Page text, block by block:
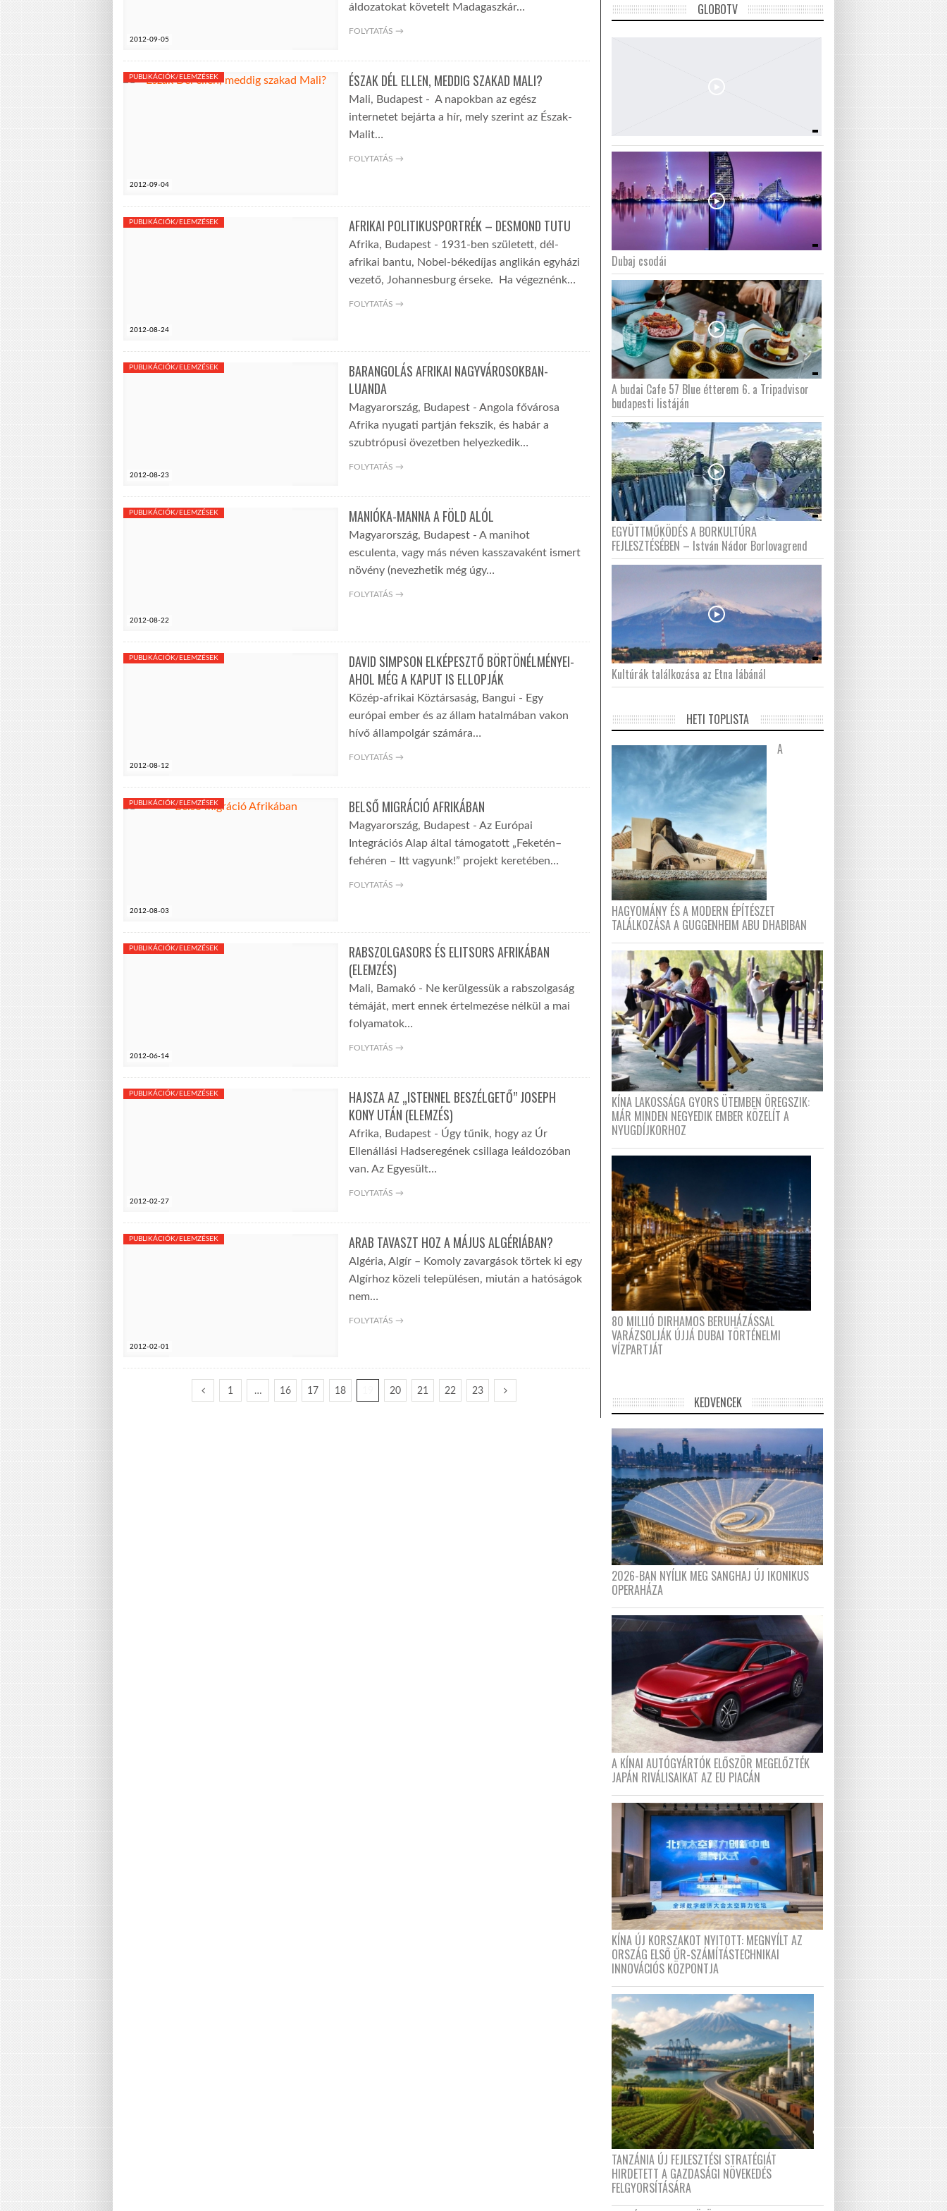
2012-09-05
áldozatokat követelt Madagaszkár…
FOLYTATÁS →
2012-09-04
PUBLIKÁCIÓK/ELEMZÉSEK ÉSZAK DÉL ELLEN, MEDDIG SZAKAD MALI?
Mali, Budapest - A napokban az egész
internetet bejárta a hír, mely szerint az Észak-
Malit…
FOLYTATÁS →
2012-08-24
PUBLIKÁCIÓK/ELEMZÉSEK AFRIKAI POLITIKUSPORTRÉK – DESMOND TUTU
Afrika, Budapest - 1931-ben született, dél-
afrikai bantu, Nobel-békedíjas anglikán egyházi
vezető, Johannesburg érseke. Ha végeznénk…
FOLYTATÁS →
2012-08-23
PUBLIKÁCIÓK/ELEMZÉSEK
BARANGOLÁS AFRIKAI NAGYVÁROSOKBAN-
LUANDA
Magyarország, Budapest - Angola fővárosa
Afrika nyugati partján fekszik, és habár a
szubtrópusi övezetben helyezkedik…
FOLYTATÁS →
2012-08-22
PUBLIKÁCIÓK/ELEMZÉSEK MANIÓKA-MANNA A FÖLD ALÓL
Magyarország, Budapest - A manihot
esculenta, vagy más néven kasszavaként ismert
növény (nevezhetik még úgy…
FOLYTATÁS →
2012-08-12
PUBLIKÁCIÓK/ELEMZÉSEK
DAVID SIMPSON ELKÉPESZTŐ BÖRTÖNÉLMÉNYEI-
AHOL MÉG A KAPUT IS ELLOPJÁK
Közép-afrikai Köztársaság, Bangui - Egy
európai ember és az állam hatalmában vakon
hívő állampolgár számára…
FOLYTATÁS →
2012-08-03
PUBLIKÁCIÓK/ELEMZÉSEK BELSŐ MIGRÁCIÓ AFRIKÁBAN
Magyarország, Budapest - Az Európai
Integrációs Alap által támogatott „Feketén–
fehéren – Itt vagyunk!” projekt keretében…
FOLYTATÁS →
2012-06-14
PUBLIKÁCIÓK/ELEMZÉSEK
RABSZOLGASORS ÉS ELITSORS AFRIKÁBAN
(ELEMZÉS)
Mali, Bamakó - Ne kerülgessük a rabszolgaság
témáját, mert ennek értelmezése nélkül a mai
folyamatok…
FOLYTATÁS →
2012-02-27
PUBLIKÁCIÓK/ELEMZÉSEK
HAJSZA AZ „ISTENNEL BESZÉLGETŐ” JOSEPH
KONY UTÁN (ELEMZÉS)
Afrika, Budapest - Úgy tűnik, hogy az Úr
Ellenállási Hadseregének csillaga leáldozóban
van. Az Egyesült…
FOLYTATÁS →
2012-02-01
PUBLIKÁCIÓK/ELEMZÉSEK ARAB TAVASZT HOZ A MÁJUS ALGÉRIÁBAN?
Algéria, Algír – Komoly zavargások törtek ki egy
Algírhoz közeli településen, miután a hatóságok
nem…
FOLYTATÁS →
1 … 16 17 18 20 21 22 23
GLOBOTV
Dubaj csodái
A budai Cafe 57 Blue étterem 6. a Tripadvisor
budapesti listáján
EGYÜTTMŰKÖDÉS A BORKULTÚRA
FEJLESZTÉSÉBEN – István Nádor Borlovagrend
Kultúrák találkozása az Etna lábánál
HETI TOPLISTA
A
HAGYOMÁNY ÉS A MODERN ÉPÍTÉSZET
TALÁLKOZÁSA A GUGGENHEIM ABU DHABIBAN
KÍNA LAKOSSÁGA GYORS ÜTEMBEN ÖREGSZIK:
MÁR MINDEN NEGYEDIK EMBER KÖZELÍT A
NYUGDÍJKORHOZ
80 MILLIÓ DIRHAMOS BERUHÁZÁSSAL
VARÁZSOLJÁK ÚJJÁ DUBAI TÖRTÉNELMI
VÍZPARTJÁT
KEDVENCEK
2026-BAN NYÍLIK MEG SANGHAJ ÚJ IKONIKUS
OPERAHÁZA
A KÍNAI AUTÓGYÁRTÓK ELŐSZÖR MEGELŐZTÉK
JAPÁN RIVÁLISAIKAT AZ EU PIACÁN
KÍNA ÚJ KORSZAKOT NYITOTT: MEGNYÍLT AZ
ORSZÁG ELSŐ ŰR-SZÁMÍTÁSTECHNIKAI
INNOVÁCIÓS KÖZPONTJA
TANZÁNIA ÚJ FEJLESZTÉSI STRATÉGIÁT
HIRDETETT A GAZDASÁGI NÖVEKEDÉS
FELGYORSÍTÁSÁRA